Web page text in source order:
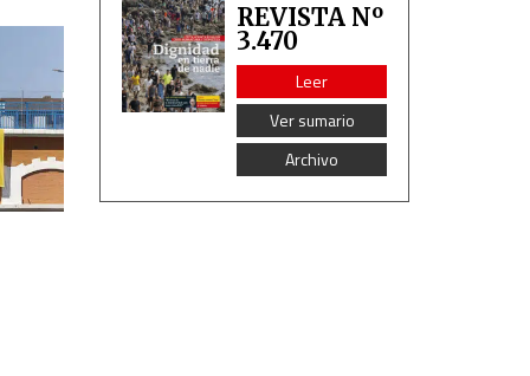
REVISTA Nº
3.470
Leer
Ver sumario
Archivo